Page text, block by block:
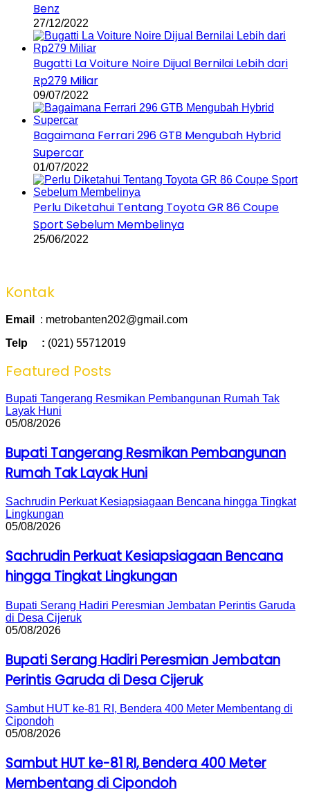
Benz
27/12/2022
Bugatti La Voiture Noire Dijual Bernilai Lebih dari
Rp279 Miliar
09/07/2022
Bagaimana Ferrari 296 GTB Mengubah Hybrid
Supercar
01/07/2022
Perlu Diketahui Tentang Toyota GR 86 Coupe
Sport Sebelum Membelinya
25/06/2022
Kontak
Email : metrobanten202@gmail.com
Telp : (021) 55712019
Featured Posts
Bupati Tangerang Resmikan Pembangunan Rumah Tak
Layak Huni
05/08/2026
Bupati Tangerang Resmikan Pembangunan
Rumah Tak Layak Huni
Sachrudin Perkuat Kesiapsiagaan Bencana hingga Tingkat
Lingkungan
05/08/2026
Sachrudin Perkuat Kesiapsiagaan Bencana
hingga Tingkat Lingkungan
Bupati Serang Hadiri Peresmian Jembatan Perintis Garuda
di Desa Cijeruk
05/08/2026
Bupati Serang Hadiri Peresmian Jembatan
Perintis Garuda di Desa Cijeruk
Sambut HUT ke-81 RI, Bendera 400 Meter Membentang di
Cipondoh
05/08/2026
Sambut HUT ke-81 RI, Bendera 400 Meter
Membentang di Cipondoh